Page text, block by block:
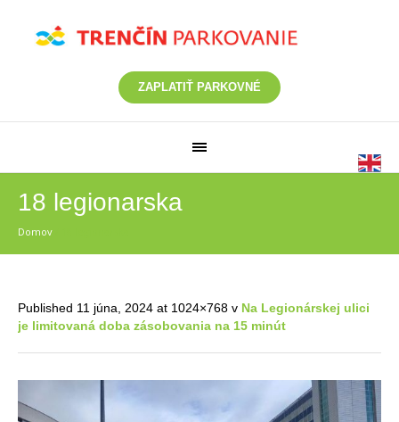
ZAPLATIŤ PARKOVNÉ
18 legionarska
Domov
Published 11 júna, 2024 at 1024×768 v Na Legionárskej ulici
je limitovaná doba zásobovania na 15 minút